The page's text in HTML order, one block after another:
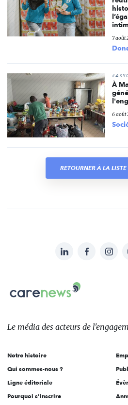
7 août
À
6 août
RETOURNER À LA LISTE
sur:
LinkedInFacebook
Carenews,
Le
des
l'engagement
Le média des acteurs de
Notre histoire
Qui sommes-nous ?
Ligne éditoriale
Pourquoi s'inscrire